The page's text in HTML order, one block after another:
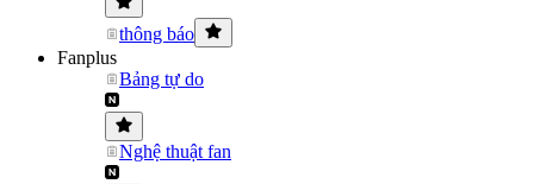
thông báo
Fanplus
Bảng tự do
Nghệ thuật fan